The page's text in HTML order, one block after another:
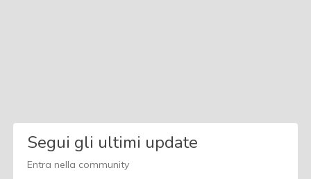
Segui gli ultimi update
Entra nella community